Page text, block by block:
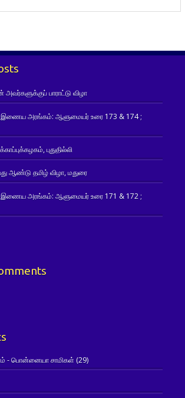
அவர்களுக்குப் பாராட்டு விழா
இணைய அரங்கம்: ஆளுமையர் உரை 173 & 174 ;
புதுதில்லி
ஆண்டு தமிழ் விழா, மதுரை
இணைய அரங்கம்: ஆளுமையர் உரை 171 & 172 ;
- பொன்னையா சாமிகள் (29)